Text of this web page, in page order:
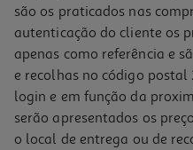
são os praticados nas
autenticação do cliente os
apenas como referência e
e recolhas no código
login e em função da
serão apresentados os
o local de entrega ou de